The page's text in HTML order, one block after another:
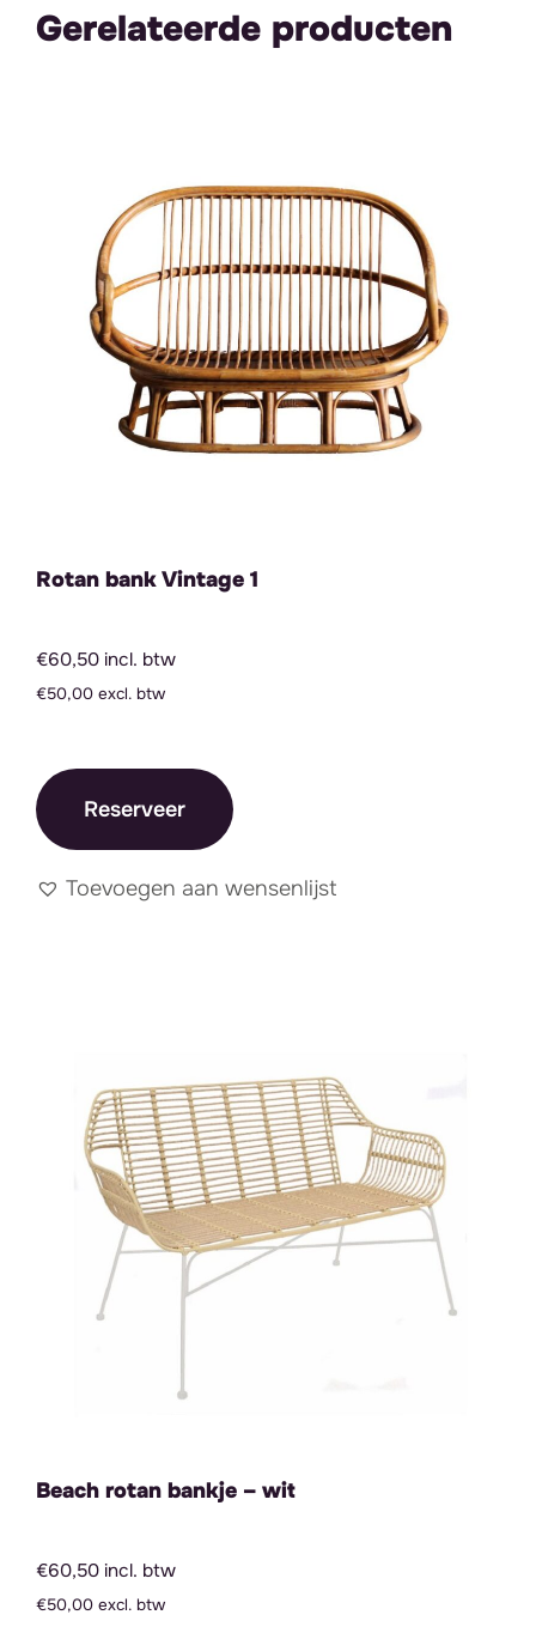
Gerelateerde producten
Rotan bank Vintage 1
€60,50 incl. btw
€50,00 excl. btw
Reserveer
Toevoegen aan wensenlijst
Beach rotan bankje – wit
€60,50 incl. btw
€50,00 excl. btw